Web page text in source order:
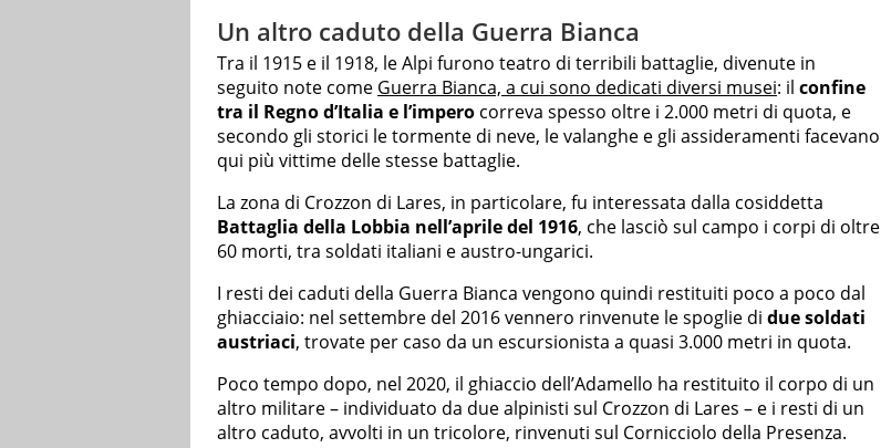
Un altro caduto della Guerra Bianca
Tra il 1915 e il 1918, le Alpi furono teatro di terribili battaglie, divenute in
seguito note come Guerra Bianca, a cui sono dedicati diversi musei: il confine
tra il Regno d’Italia e l’impero correva spesso oltre i 2.000 metri di quota, e
secondo gli storici le tormente di neve, le valanghe e gli assideramenti facevano
qui più vittime delle stesse battaglie.
La zona di Crozzon di Lares, in particolare, fu interessata dalla cosiddetta
Battaglia della Lobbia nell’aprile del 1916, che lasciò sul campo i corpi di oltre
60 morti, tra soldati italiani e austro-ungarici.
I resti dei caduti della Guerra Bianca vengono quindi restituiti poco a poco dal
ghiacciaio: nel settembre del 2016 vennero rinvenute le spoglie di due soldati
austriaci, trovate per caso da un escursionista a quasi 3.000 metri in quota.
Poco tempo dopo, nel 2020, il ghiaccio dell’Adamello ha restituito il corpo di un
altro militare – individuato da due alpinisti sul Crozzon di Lares – e i resti di un
altro caduto, avvolti in un tricolore, rinvenuti sul Cornicciolo della Presenza.